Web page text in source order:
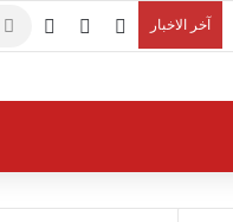
آخر الاخبار فيسبوك يوتيوب